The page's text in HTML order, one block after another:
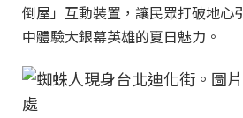
倒屋」互動裝置，讓民眾打破地心
中體驗大銀幕英雄的夏日魅力。